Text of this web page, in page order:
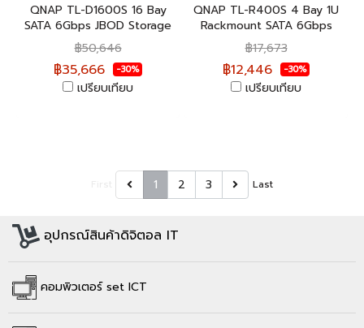
QNAP TL-D1600S 16 Bay
SATA 6Gbps JBOD Storage
Enclosure อุปกรณ์จัดเก็บ
ข้อมูลบนเครือข่าย ประกันศูนย์ 2
ปี
฿50,646
฿35,666 -30%
เปรียบเทียบ
QNAP TL-R400S 4 Bay 1U
Rackmount SATA 6Gbps
JBOD Storage Enclosure
อุปกรณ์จัดเก็บข้อมูลบนเครือ
ข่าย ประกันศูนย์ 3 ปี
฿17,673
฿12,446 -30%
เปรียบเทียบ
1 2 3 Last
อุปกรณ์สินค้าดิจิตอล IT
คอมพิวเตอร์ set ICT